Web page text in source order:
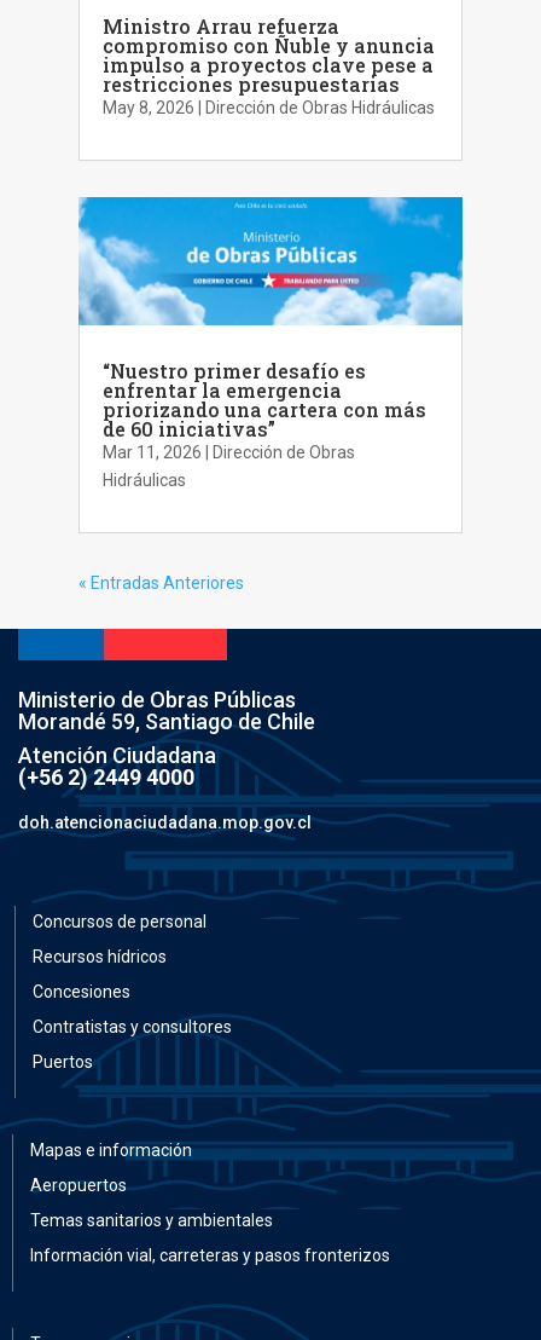
Ministro Arrau refuerza
compromiso con Ñuble y anuncia
impulso a proyectos clave pese a
restricciones presupuestarias
May 8, 2026 Dirección de Obras Hidráulicas
“Nuestro primer desafío es
enfrentar la emergencia
priorizando una cartera con más
de 60 iniciativas”
Mar 11, 2026
Dirección de Obras
Hidráulicas
« Entradas Anteriores
Ministerio de Obras Públicas
Morandé 59, Santiago de Chile
Atención Ciudadana
(+56 2) 2449 4000
doh.atencionaciudadana.mop.gov.cl
Concursos de personal
Recursos hídricos
Concesiones
Contratistas y consultores
Puertos
Mapas e información
Aeropuertos
Temas sanitarios y ambientales
Información vial, carreteras y pasos fronterizos